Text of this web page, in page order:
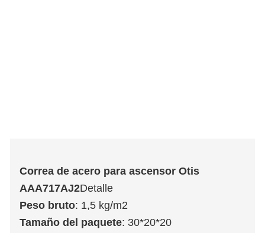
Correa de acero para ascensor Otis
AAA717AJ2Detalle
Peso bruto: 1,5 kg/m2
Tamaño del paquete: 30*20*20